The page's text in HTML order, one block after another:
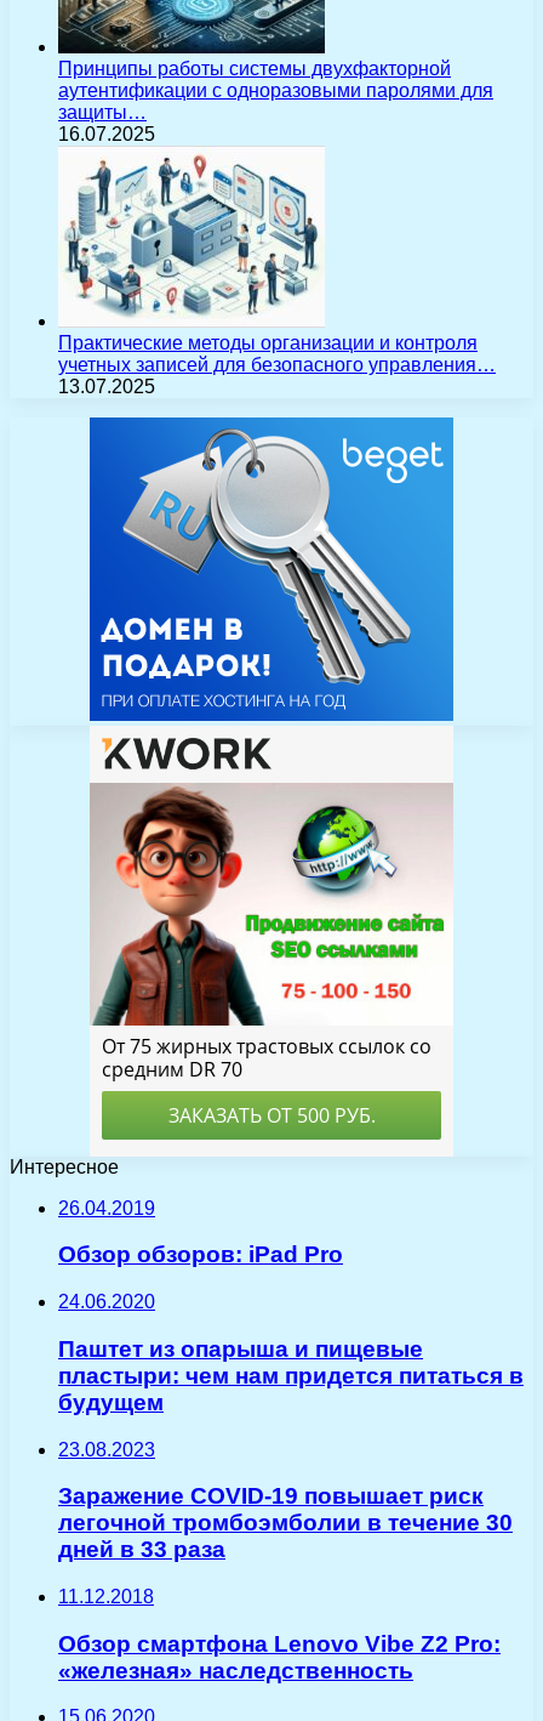
Принципы работы системы двухфакторной
аутентификации с одноразовыми паролями для
защиты…
16.07.2025
Практические методы организации и контроля
учетных записей для безопасного управления…
13.07.2025
Интересное
26.04.2019
Обзор обзоров: iPad Pro
24.06.2020
Паштет из опарыша и пищевые
пластыри: чем нам придется питаться в
будущем
23.08.2023
Заражение COVID-19 повышает риск
легочной тромбоэмболии в течение 30
дней в 33 раза
11.12.2018
Обзор смартфона Lenovo Vibe Z2 Pro:
«железная» наследственность